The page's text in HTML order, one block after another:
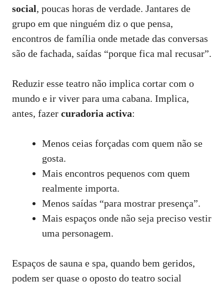
social, poucas horas de verdade. Jantares de
grupo em que ninguém diz o que pensa,
encontros de família onde metade das conversas
são de fachada, saídas “porque fica mal recusar”.
Reduzir esse teatro não implica cortar com o
mundo e ir viver para uma cabana. Implica,
antes, fazer curadoria activa:
Menos ceias forçadas com quem não se
gosta.
Mais encontros pequenos com quem
realmente importa.
Menos saídas “para mostrar presença”.
Mais espaços onde não seja preciso vestir
uma personagem.
Espaços de sauna e spa, quando bem geridos,
podem ser quase o oposto do teatro social